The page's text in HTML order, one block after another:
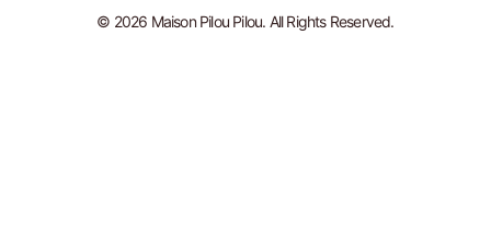
© 2026 Maison Pilou Pilou. All Rights Reserved.